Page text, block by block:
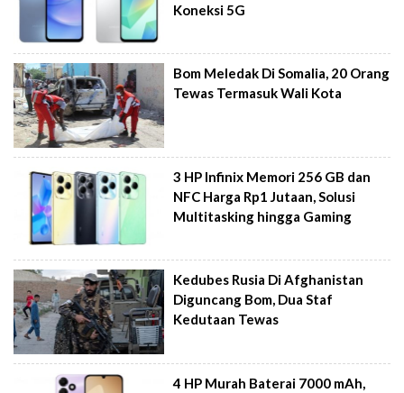
Koneksi 5G
Bom Meledak Di Somalia, 20 Orang
Tewas Termasuk Wali Kota
3 HP Infinix Memori 256 GB dan
NFC Harga Rp1 Jutaan, Solusi
Multitasking hingga Gaming
Kedubes Rusia Di Afghanistan
Diguncang Bom, Dua Staf
Kedutaan Tewas
4 HP Murah Baterai 7000 mAh,